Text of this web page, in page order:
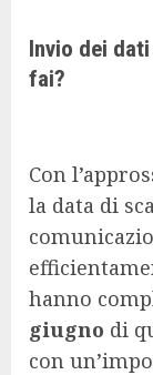
Invio dei
fai?
Con
la data di
hanno
giugno di
con